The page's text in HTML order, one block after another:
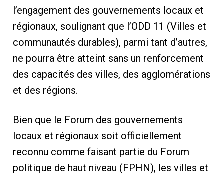
l’engagement des gouvernements locaux et
régionaux, soulignant que l’ODD 11 (Villes et
communautés durables), parmi tant d’autres,
ne pourra être atteint sans un renforcement
des capacités des villes, des agglomérations
et des régions.
Bien que le Forum des gouvernements
locaux et régionaux soit officiellement
reconnu comme faisant partie du Forum
politique de haut niveau (FPHN), les villes et